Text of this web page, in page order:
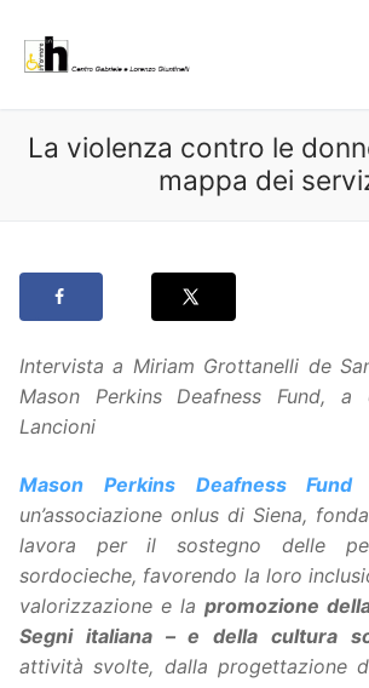
contenuto
La violenza contro le
mappa dei
Intervista a Miriam Grottanelli de
Mason Perkins Deafness Fund, a
Lancioni
Mason Perkins Deafness Fund
un’associazione onlus di Siena,
lavora per il sostegno delle
sordocieche, favorendo la loro
valorizzazione e la promozione
Segni italiana – e della cultura
attività svolte, dalla progettazione